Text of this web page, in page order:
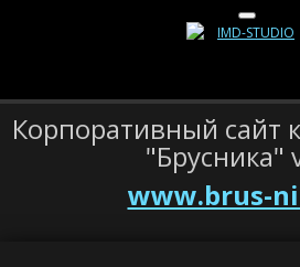
Корпоративный
"Брусника"
www.brus-